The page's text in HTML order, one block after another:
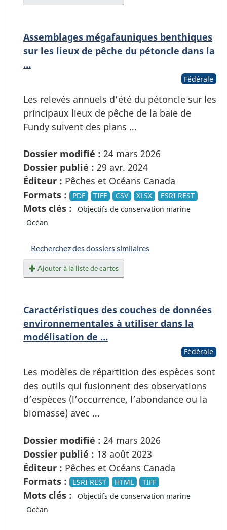
Assemblages mégafauniques benthiques
sur les lieux de pêche du pétoncle dans la
…
Fédérale
Les relevés annuels d’été du pétoncle sur les
principaux lieux de pêche de la baie de
Fundy suivent des plans …
Dossier modifié : 24 mars 2026
Dossier publié : 29 avr. 2024
Éditeur : Pêches et Océans Canada
Formats :
PDF TIFF CSV XLSX ESRI REST
Mots clés :
Objectifs de conservation marine
Océan
Recherchez des dossiers similaires
Ajouter à la liste de cartes
Caractéristiques des couches de données
environnementales à utiliser dans la
modélisation de …
Fédérale
Les modèles de répartition des espèces sont
des outils qui fusionnent des observations
d’espèces (l’occurrence, l’abondance ou la
biomasse) avec …
Dossier modifié : 24 mars 2026
Dossier publié : 18 août 2023
Éditeur : Pêches et Océans Canada
Formats :
ESRI REST HTML TIFF
Mots clés :
Objectifs de conservation marine
Océan